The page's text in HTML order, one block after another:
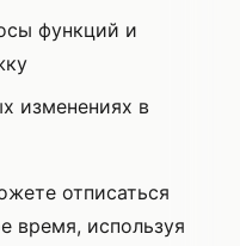
функций и
изменениях в
отписаться
время, используя